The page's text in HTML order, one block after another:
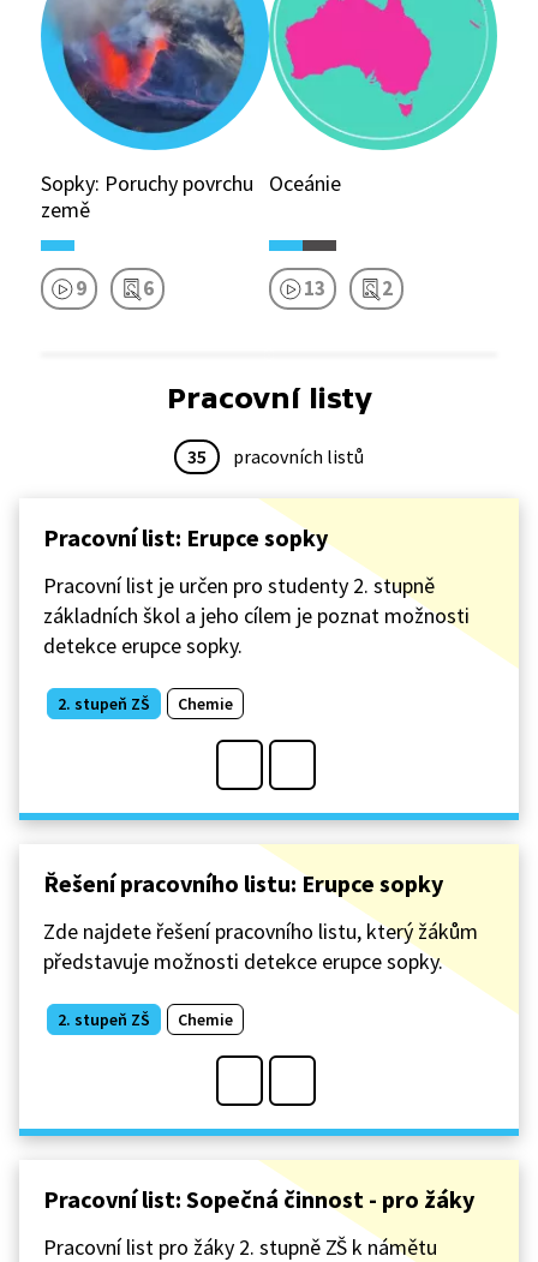
Sopky: Poruchy povrchu
země
9 6
Oceánie
13 2
Pracovní listy
35 pracovních listů
Pracovní list: Erupce sopky
Pracovní list je určen pro studenty 2. stupně
základních škol a jeho cílem je poznat možnosti
detekce erupce sopky.
2. stupeň ZŠ Chemie
Řešení pracovního listu: Erupce sopky
Zde najdete řešení pracovního listu, který žákům
představuje možnosti detekce erupce sopky.
2. stupeň ZŠ Chemie
Pracovní list: Sopečná činnost - pro žáky
Pracovní list pro žáky 2. stupně ZŠ k námětu